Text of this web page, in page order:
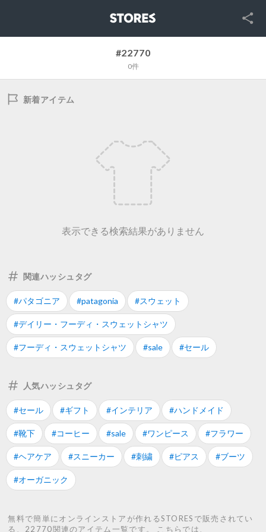
SNS
#22770
0件
新着アイテム
表示できる検索結果がありません
関連ハッシュタグ
#パタゴニア #patagonia #スウェット
#デイリー・フーディ・スウェットシャツ
#フーディ・スウェットシャツ #sale #セール
人気ハッシュタグ
#セール #ギフト #インテリア #ハンドメイド
#靴下 #コーヒー #sale #ワンピース #フラワー
#ヘアケア #スニーカー #刺繍 #ピアス #ブーツ
#オーガニック
無料で簡単にオンラインストアが作れるSTORESで販売されてい
る、22770関連のアイテム一覧です。 こちらでは、